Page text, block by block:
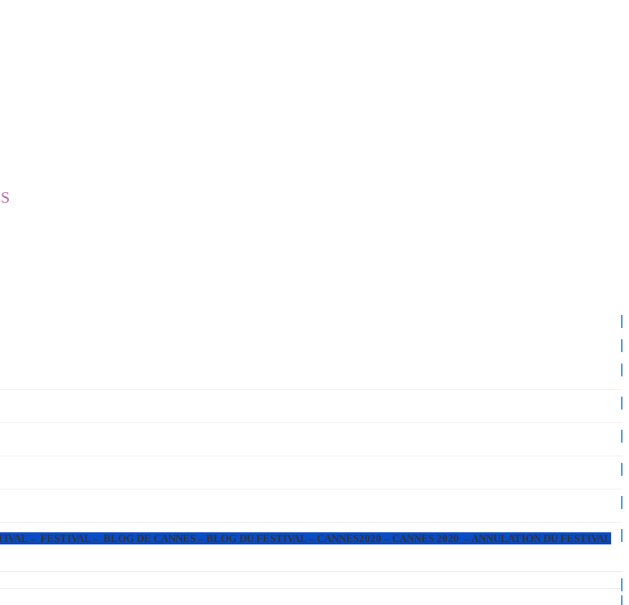
– FESTIVAL – BLOG DE CANNES – BLOG DU FESTIVAL – CANNES2020 – CANNES 2020 – ANNULATION DU FESTIVAL